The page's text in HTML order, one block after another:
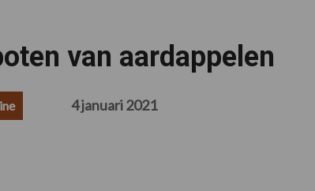
van aardappelen
4 januari 2021